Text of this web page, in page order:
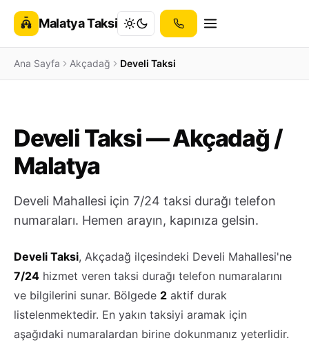
Malatya Taksi
Ana Sayfa Akçadağ Develi Taksi
Develi Taksi — Akçadağ /
Malatya
Develi Mahallesi için 7/24 taksi durağı telefon
numaraları. Hemen arayın, kapınıza gelsin.
Develi Taksi, Akçadağ ilçesindeki Develi Mahallesi'ne
7/24 hizmet veren taksi durağı telefon numaralarını
ve bilgilerini sunar. Bölgede 2 aktif durak
listelenmektedir. En yakın taksiyi aramak için
aşağıdaki numaralardan birine dokunmanız yeterlidir.